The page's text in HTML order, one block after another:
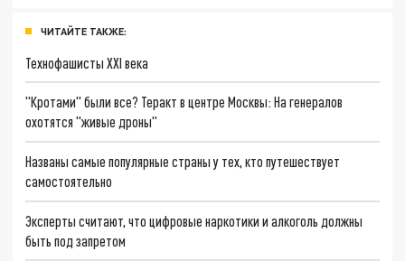
ЧИТАЙТЕ ТАКЖЕ:
Технофашисты XXI века
"Кротами" были все? Теракт в центре Москвы: На генералов
охотятся "живые дроны"
Названы самые популярные страны у тех, кто путешествует
самостоятельно
Эксперты считают, что цифровые наркотики и алкоголь должны
быть под запретом